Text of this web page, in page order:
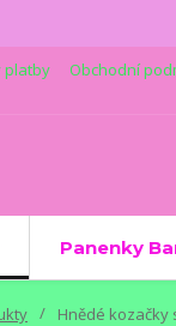
platby Obchodní
Panenky
Hnědé kozačky